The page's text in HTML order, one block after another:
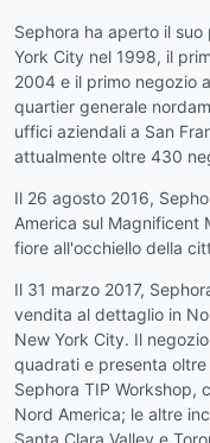
Sephora ha aperto il
York City nel 1998, il
2004 e il primo negozio
quartier generale
uffici aziendali a San
attualmente oltre 430
Il 26 agosto 2016,
America sul Magnificent
fiore all'occhiello della
Il 31 marzo 2017,
vendita al dettaglio in
New York City. Il
quadrati e presenta
Sephora TIP Workshop,
Nord America; le altre